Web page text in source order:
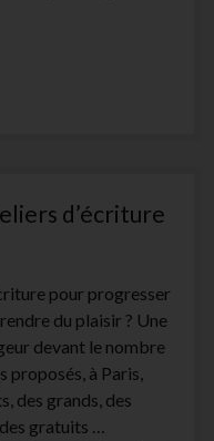
d’écriture
pour progresser
du plaisir ? Une
devant le nombre
proposés, à Paris,
des grands, des
des gratuits …